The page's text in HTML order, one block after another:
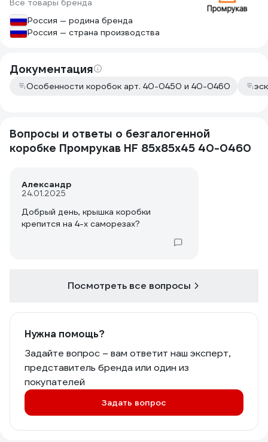
Все товары бренда
Россия — родина бренда
Россия — страна производства
Документация
Особенности коробок арт. 40-0450 и 40-0460
Вопросы и ответы о безгалогенной
коробке Промрукав HF 85х85х45 40-0460
Александр
24.01.2025
Добрый день, крышка коробки
крепится на 4-х саморезах?
Посмотреть все вопросы
Нужна помощь?
Задайте вопрос – вам ответит наш эксперт,
представитель бренда или один из
покупателей
Задать вопрос